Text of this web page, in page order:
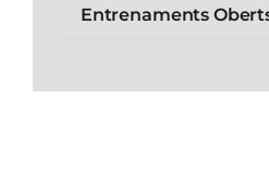
Entrenaments